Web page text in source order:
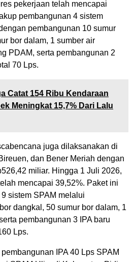
pekerjaan telah mencapai
pembangunan 4 sistem
pembangunan 10 sumur
bor dalam, 1 sumber air
PDAM, serta pembangunan 2
70 Lps.
Catat 154 Ribu Kendaraan
Meningkat 15,7% Dari Lalu
juga dilaksanakan di
dan Bener Meriah dengan
miliar. Hingga 1 Juli 2026,
mencapai 39,52%. Paket ini
sistem SPAM melalui
dangkal, 50 sumur bor dalam, 1
pembangunan 3 IPA baru
Lps.
IPA 40 Lps SPAM